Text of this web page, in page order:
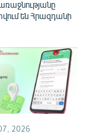
են Հրազդանի
2026